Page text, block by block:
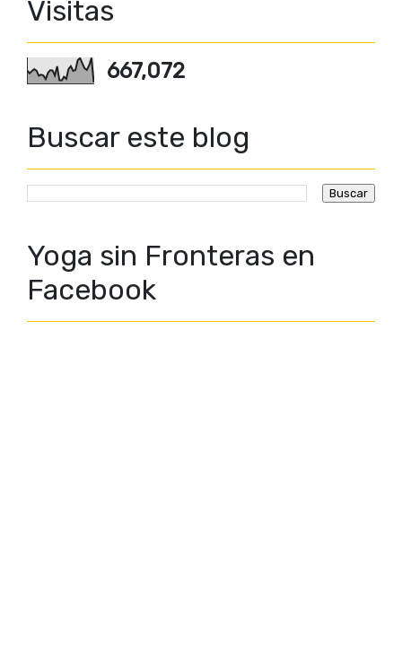
Visitas
667,072
Buscar este blog
Yoga sin Fronteras en
Facebook